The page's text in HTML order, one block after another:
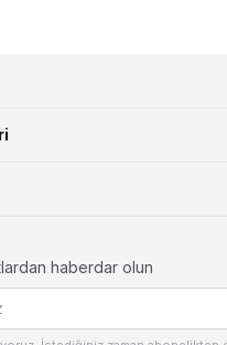
haberdar olun